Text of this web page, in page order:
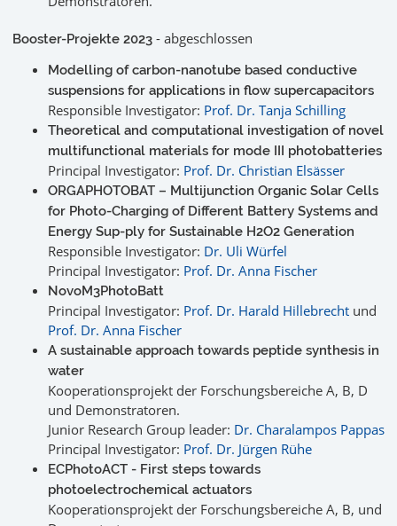
Booster-Projekte 2023 - abgeschlossen
Modelling of carbon-nanotube based conductive
suspensions for applications in flow supercapacitors
Responsible Investigator: Prof. Dr. Tanja Schilling
Theoretical and computational investigation of novel
multifunctional materials for mode III photobatteries
Principal Investigator: Prof. Dr. Christian Elsässer
ORGAPHOTOBAT – Multijunction Organic Solar Cells
for Photo-Charging of Different Battery Systems and
Energy Sup-ply for Sustainable H2O2 Generation
Responsible Investigator: Dr. Uli Würfel
Principal Investigator: Prof. Dr. Anna Fischer
NovoM3PhotoBatt
Principal Investigator: Prof. Dr. Harald Hillebrecht und
Prof. Dr. Anna Fischer
A sustainable approach towards peptide synthesis in
water
Kooperationsprojekt der Forschungsbereiche A, B, D
und Demonstratoren.
Junior Research Group leader: Dr. Charalampos Pappas
Principal Investigator: Prof. Dr. Jürgen Rühe
ECPhotoACT - First steps towards
photoelectrochemical actuators
Kooperationsprojekt der Forschungsbereiche A, B, und